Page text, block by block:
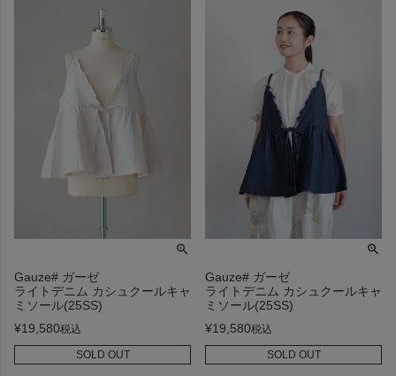
Gauze# ガーゼ
ライトデニム カシュクールキャ
ミソール(25SS)
¥19,580税込
SOLD OUT
Gauze# ガーゼ
ライトデニム カシュクールキャ
ミソール(25SS)
¥19,580税込
SOLD OUT